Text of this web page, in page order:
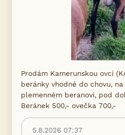
Prodám Kamerunskou ovci
beránky vhodné do chovu,
plemenném beranovi, pod
Beránek 500,- ovečka 700,-
5.8.2026 07:37